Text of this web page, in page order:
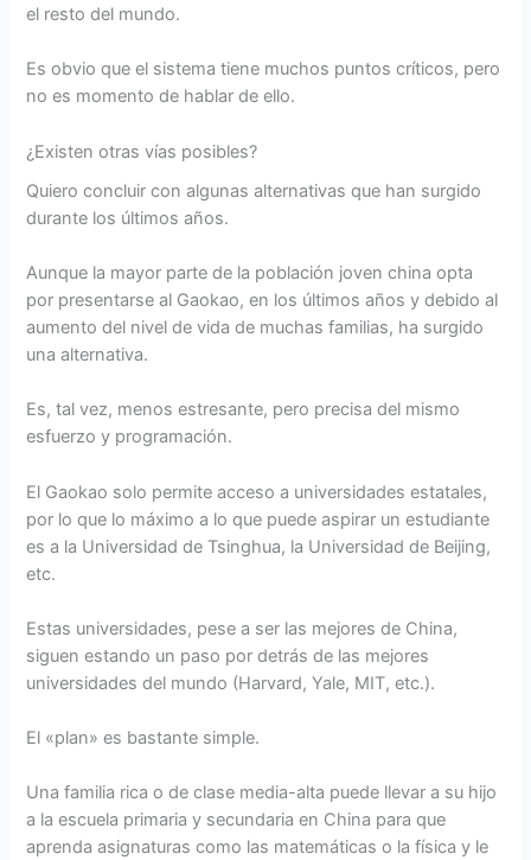
el resto del mundo.
Es obvio que el sistema tiene muchos puntos críticos, pero
no es momento de hablar de ello.
¿Existen otras vías posibles?
Quiero concluir con algunas alternativas que han surgido
durante los últimos años.
Aunque la mayor parte de la población joven china opta
por presentarse al Gaokao, en los últimos años y debido al
aumento del nivel de vida de muchas familias, ha surgido
una alternativa.
Es, tal vez, menos estresante, pero precisa del mismo
esfuerzo y programación.
El Gaokao solo permite acceso a universidades estatales,
por lo que lo máximo a lo que puede aspirar un estudiante
es a la Universidad de Tsinghua, la Universidad de Beijing,
etc.
Estas universidades, pese a ser las mejores de China,
siguen estando un paso por detrás de las mejores
universidades del mundo (Harvard, Yale, MIT, etc.).
El «plan» es bastante simple.
Una familia rica o de clase media-alta puede llevar a su hijo
a la escuela primaria y secundaria en China para que
aprenda asignaturas como las matemáticas o la física y le